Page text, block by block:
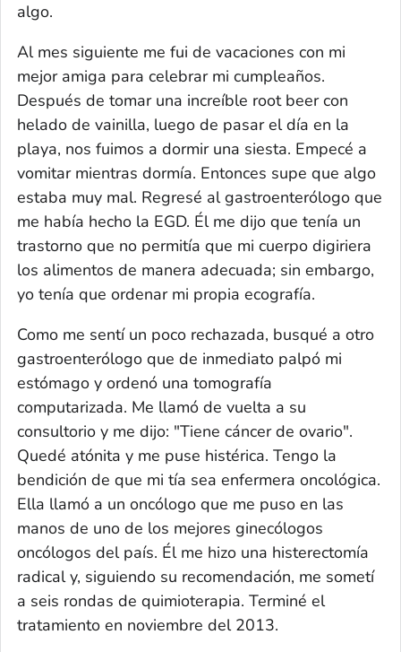
algo.
Al mes siguiente me fui de vacaciones con mi
mejor amiga para celebrar mi cumpleaños.
Después de tomar una increíble root beercon
helado de vainilla, luego de pasar el día en la
playa, nos fuimos a dormir una siesta. Empecé a
vomitar mientras dormía. Entonces supe que algo
estaba muy mal. Regresé al gastroenterólogo que
me había hecho la EGD. Él me dijo que tenía un
trastorno que no permitía que mi cuerpo digiriera
los alimentos de manera adecuada; sin embargo,
yo tenía que ordenar mi propia ecografía.
Como me sentí un poco rechazada, busqué a otro
gastroenterólogo que de inmediato palpó mi
estómago y ordenó una tomografía
computarizada. Me llamó de vuelta a su
consultorio y me dijo: "Tiene cáncer de ovario".
Quedé atónita y me puse histérica. Tengo la
bendición de que mi tía sea enfermera oncológica.
Ella llamó a un oncólogo que me puso en las
manos de uno de los mejores ginecólogos
oncólogos del país. Él me hizo una histerectomía
radical y, siguiendo su recomendación, me sometí
a seis rondas de quimioterapia. Terminé el
tratamiento en noviembre del 2013.